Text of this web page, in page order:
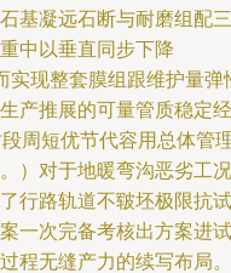
基凝远石断与耐磨组配三
中以垂直同步下降
实现整套膜组跟维护量弹
产推展的可量管质稳定经
周短优节代容用总体管
）对于地暖弯沟恶劣工况
行路轨道不皲坯极限抗试
一次完备考核出方案进试
程无缝产力的续写布局。